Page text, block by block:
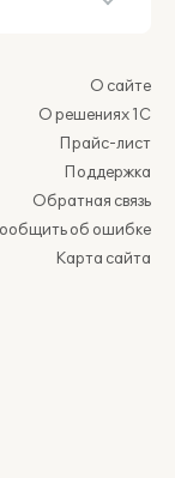
О сайте
О решениях 1С
Прайс-лист
Поддержка
Обратная связь
об ошибке
Карта сайта